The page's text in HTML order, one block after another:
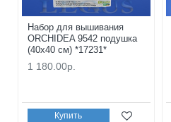
Набор для вышивания
ORCHIDEA 9542 подушка
(40х40 см) *17231*
1 180.00р.
Купить